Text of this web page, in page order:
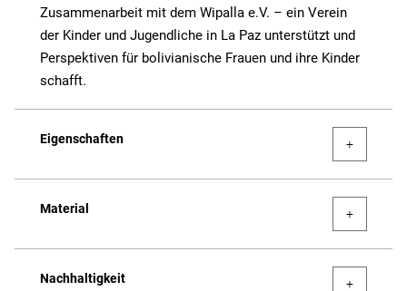
Zusammenarbeit mit dem Wipalla e.V. – ein Verein
der Kinder und Jugendliche in La Paz unterstützt und
Perspektiven für bolivianische Frauen und ihre Kinder
schafft.
Eigenschaften
Material
Nachhaltigkeit